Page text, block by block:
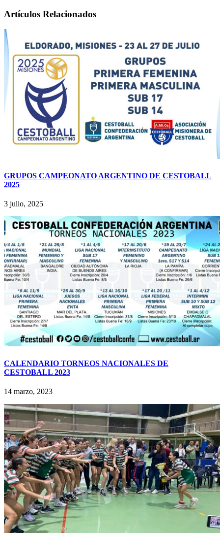
Artículos Relacionados
GRUPOS CAMPEONATO ARGENTINO DE CESTOBALL
2025
3 julio, 2025
CALENDARIO TORNEOS NACIONALES DE
CESTOBALL 2023
14 marzo, 2023